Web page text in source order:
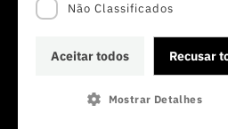
©2022 · Fundação para a Ciência e
Não Classificados
Aceitar todos Recusar
Mostrar Detalhes